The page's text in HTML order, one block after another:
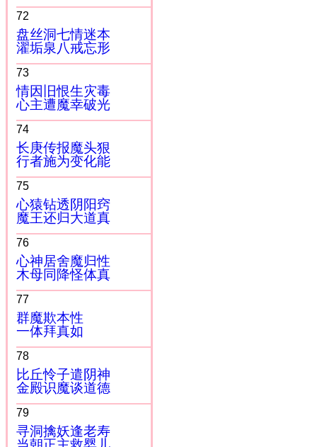
72
盘丝洞七情迷本
濯垢泉八戒忘形
73
情因旧恨生灾毒
心主遭魔幸破光
74
长庚传报魔头狠
行者施为变化能
75
心猿钻透阴阳窍
魔王还归大道真
76
心神居舍魔归性
木母同降怪体真
77
群魔欺本性
一体拜真如
78
比丘怜子遣阴神
金殿识魔谈道德
79
寻洞擒妖逢老寿